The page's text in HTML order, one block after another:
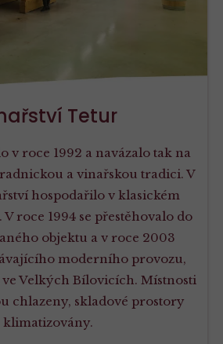
Tetur
v roce 1992 a navázalo tak na
a vinařskou tradici. V
hospodařilo v klasickém
roce 1994 se přestěhovalo do
objektu a v roce 2003
moderního provozu,
Velkých Bílovicích. Místnosti
chlazeny, skladové prostory
klimatizovány.